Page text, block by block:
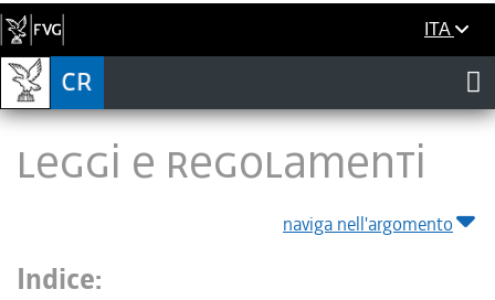
ITA
LEGGI E REGOLAMENTI
naviga nell'argomento
Indice: